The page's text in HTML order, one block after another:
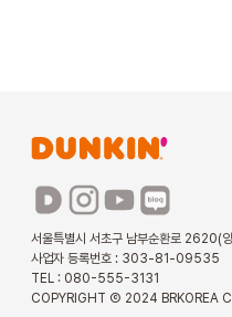
서울특별시 서초구 남부순환로 2620(
사업자 등록번호 : 303-81-09535
TEL : 080-555-3131
COPYRIGHT Ⓒ 2024 BRKOREA